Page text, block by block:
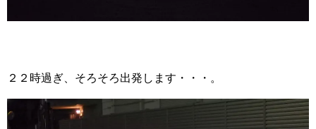
２２時過ぎ、そろそろ出発します・・・。